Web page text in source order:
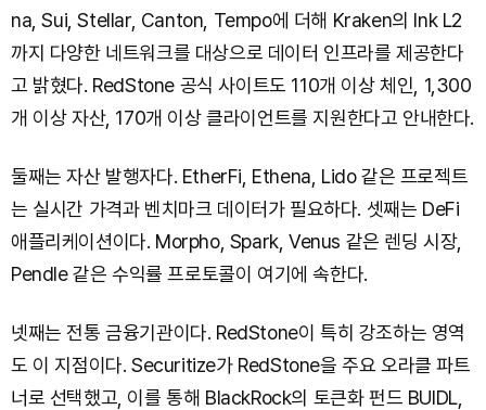
na, Sui, Stellar, Canton, Tempo에 더해 Kraken의 Ink L2
까지 다양한 네트워크를 대상으로 데이터 인프라를 제공한다
고 밝혔다. RedStone 공식 사이트도 110개 이상 체인, 1,300
개 이상 자산, 170개 이상 클라이언트를 지원한다고 안내한다.
둘째는 자산 발행자다. EtherFi, Ethena, Lido 같은 프로젝트
는 실시간 가격과 벤치마크 데이터가 필요하다. 셋째는 DeFi
애플리케이션이다. Morpho, Spark, Venus 같은 렌딩 시장,
Pendle 같은 수익률 프로토콜이 여기에 속한다.
넷째는 전통 금융기관이다. RedStone이 특히 강조하는 영역
도 이 지점이다. Securitize가 RedStone을 주요 오라클 파트
너로 선택했고, 이를 통해 BlackRock의 토큰화 펀드 BUIDL,